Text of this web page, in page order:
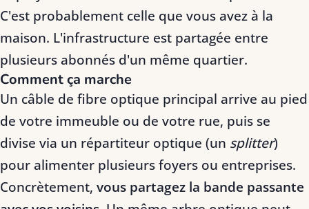
C'est probablement celle que vous avez à la
maison. L'infrastructure est partagée entre
plusieurs abonnés d'un même quartier.
Comment ça marche
Un câble de fibre optique principal arrive au pied
de votre immeuble ou de votre rue, puis se
divise via un répartiteur optique (un splitter)
pour alimenter plusieurs foyers ou entreprises.
Concrètement, vous partagez la bande passante